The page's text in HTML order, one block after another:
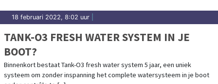
18 februari 2022, 8:02 uur
TANK-O3 FRESH WATER SYSTEM IN JE
BOOT?
Binnenkort bestaat Tank-O3 fresh water system 5 jaar, een uniek
systeem om zonder inspanning het complete watersysteem in je boot